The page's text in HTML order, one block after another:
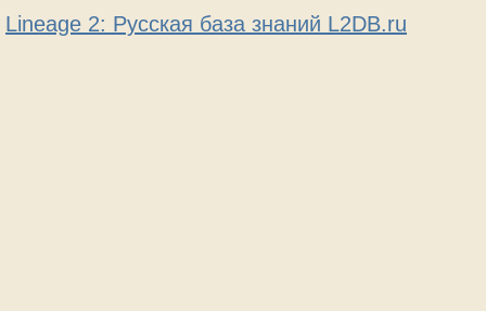
Lineage 2: Русская база знаний L2DB.ru